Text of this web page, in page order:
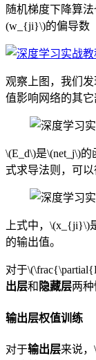
随机梯度下降算
(w_{ji}\)的偏导数
观察上图，我们
值影响网络的其
\(E_d\)是\(net_j\)
式求导法则，可以
上式中，\(x_{ji}\)
的输出值。
对于
出层和 隐藏层两种
输出层权值训练
对于输出层来说